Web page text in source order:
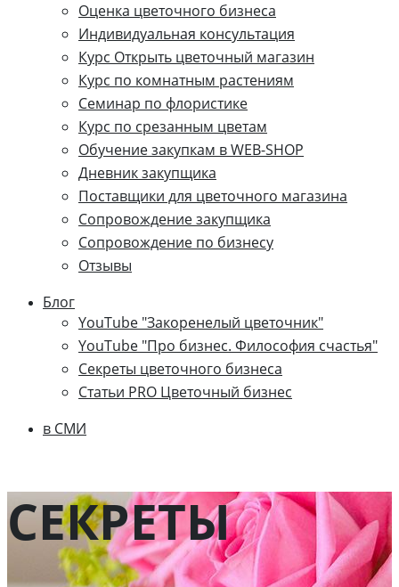
Оценка цветочного бизнеса
Индивидуальная консультация
Курс Открыть цветочный магазин
Курс по комнатным растениям
Семинар по флористике
Курс по срезанным цветам
Обучение закупкам в WEB-SHOP
Дневник закупщика
Поставщики для цветочного магазина
Сопровождение закупщика
Cопровождение по бизнесу
Отзывы
Блог
YouTube "Закоренелый цветочник"
YouTube "Про бизнес. Философия счастья"
Секреты цветочного бизнеса
Статьи PRO Цветочный бизнес
в СМИ
СЕКРЕТЫ